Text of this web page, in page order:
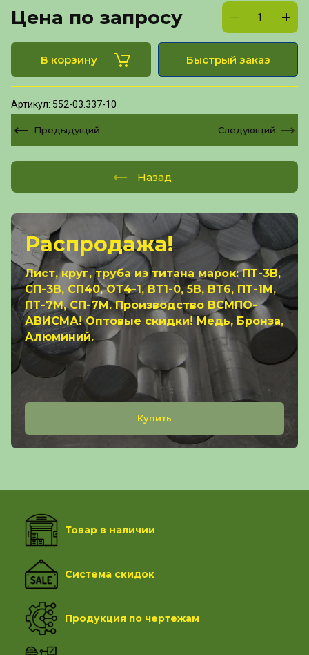
Распродажа!
Лист, круг, труба из титана марок: ПТ-3В,
СП-3В, СП40, ОТ4-1, ВТ1-0, 5В, ВТ6, ПТ-1М,
ПТ-7М, СП-7М. Производство ВСМПО-
АВИСМА! Оптовые скидки! Медь, Бронза,
Алюминий.
Купить
Цена по запросу
В корзину Быстрый заказ
Артикул: 552-03.337-10
Предыдущий Следующий
Назад
Товар в наличии
Система скидок
Продукция по чертежам